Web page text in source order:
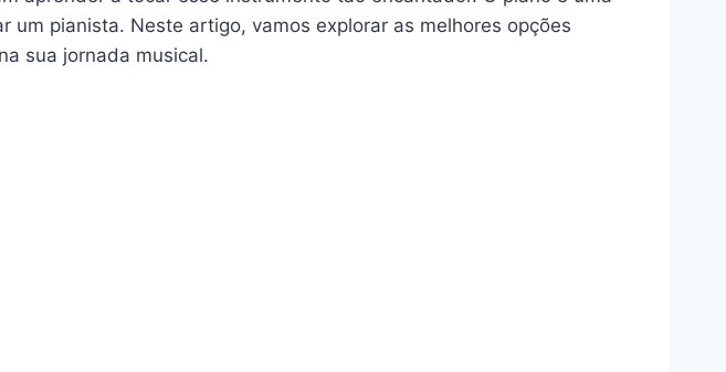
pianista. Neste artigo, vamos explorar as melhores opções
sua jornada musical.